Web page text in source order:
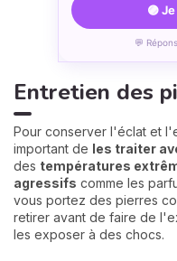
🟣
💬
Entretien des
Pour conserver l'éclat et
important de les traiter
des températures
agressifs comme les
vous portez des pierres
retirer avant de faire de
les exposer à des chocs.